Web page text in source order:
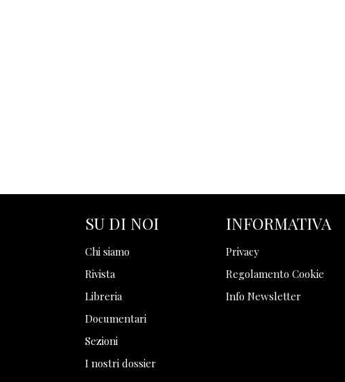
SU DI NOI
Chi siamo
Rivista
Libreria
Documentari
Sezioni
I nostri dossier
INFORMATIVA
Privacy
Regolamento Cookie
Info Newsletter